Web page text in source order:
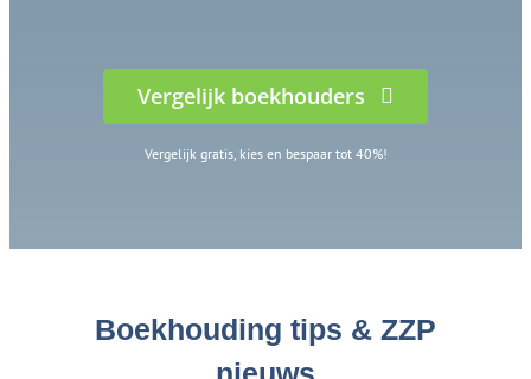
Vergelijk boekhouders
Vergelijk gratis, kies en bespaar tot 40%!
Boekhouding tips & ZZP